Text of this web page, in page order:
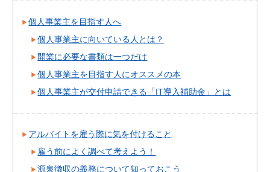
個人事業主を目指す人へ
個人事業主に向いている人とは？
開業に必要な書類は一つだけ
個人事業主を目指す人にオススメの本
個人事業主が交付申請できる「IT導入補助金」とは
アルバイトを雇う際に気を付けること
雇う前によく調べて考えよう！
源泉徴収の義務について知っておこう